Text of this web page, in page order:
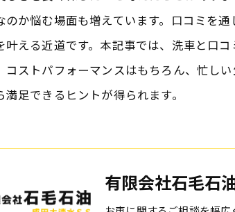
のか悩む場面も増えています。口コミを
叶える近道です。本記事では、洗車と口
コストパフォーマンスはもちろん、忙し
満足できるヒントが得られます。
有限会社石毛石